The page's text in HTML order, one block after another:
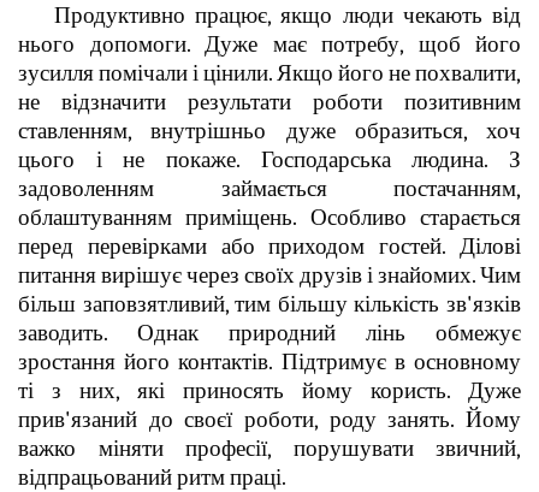
Продуктивно працює, якщо люди чекають від
нього допомоги. Дуже має потребу, щоб його
зусилля помічали і цінили. Якщо його не похвалити,
не відзначити результати роботи позитивним
ставленням, внутрішньо дуже образиться, хоч
цього і не покаже. Господарська людина. З
задоволенням займається постачанням,
облаштуванням приміщень. Особливо старається
перед перевірками або приходом гостей. Ділові
питання вирішує через своїх друзів і знайомих. Чим
більш заповзятливий, тим більшу кількість зв'язків
заводить. Однак природний лінь обмежує
зростання його контактів. Підтримує в основному
ті з них, які приносять йому користь. Дуже
прив'язаний до своєї роботи, роду занять. Йому
важко міняти професії, порушувати звичний,
відпрацьований ритм праці.